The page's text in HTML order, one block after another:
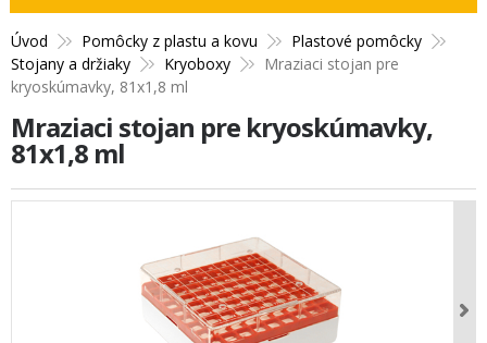
Úvod Pomôcky z plastu a kovu
Plastové pomôcky
Stojany a držiaky
Kryoboxy
Mraziaci stojan pre
kryoskúmavky, 81x1,8 ml
Mraziaci stojan pre kryoskúmavky,
81x1,8 ml